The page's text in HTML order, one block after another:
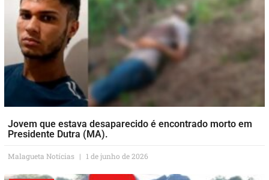
Jovem que estava desaparecido é encontrado morto em
Presidente Dutra (MA).
Malagueta Notícias 1 de junho de 2026